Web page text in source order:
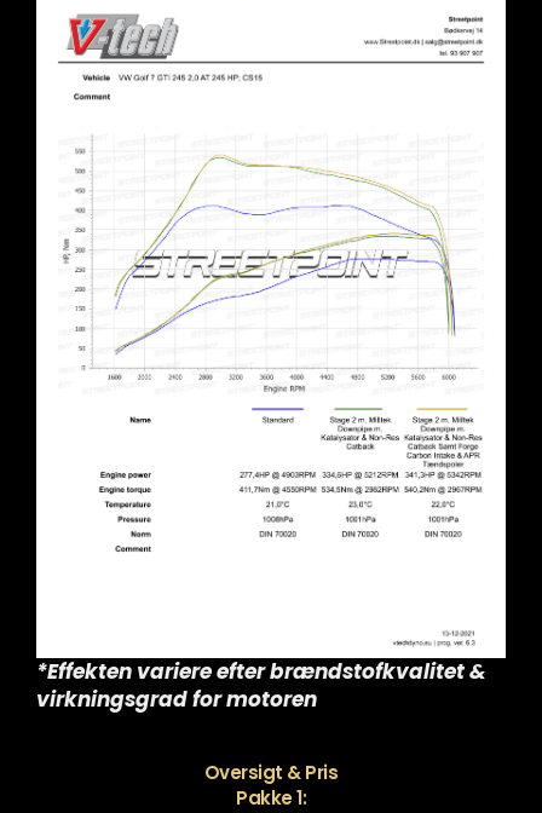
*Effekten variere efter brændstofkvalitet &
virkningsgrad for motoren
Oversigt & Pris
Pakke 1: